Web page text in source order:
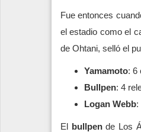
Fue entonces
el estadio como el
de Ohtani, selló el
Yamamoto: 6
Bullpen: 4
Logan Webb:
El bullpende Los